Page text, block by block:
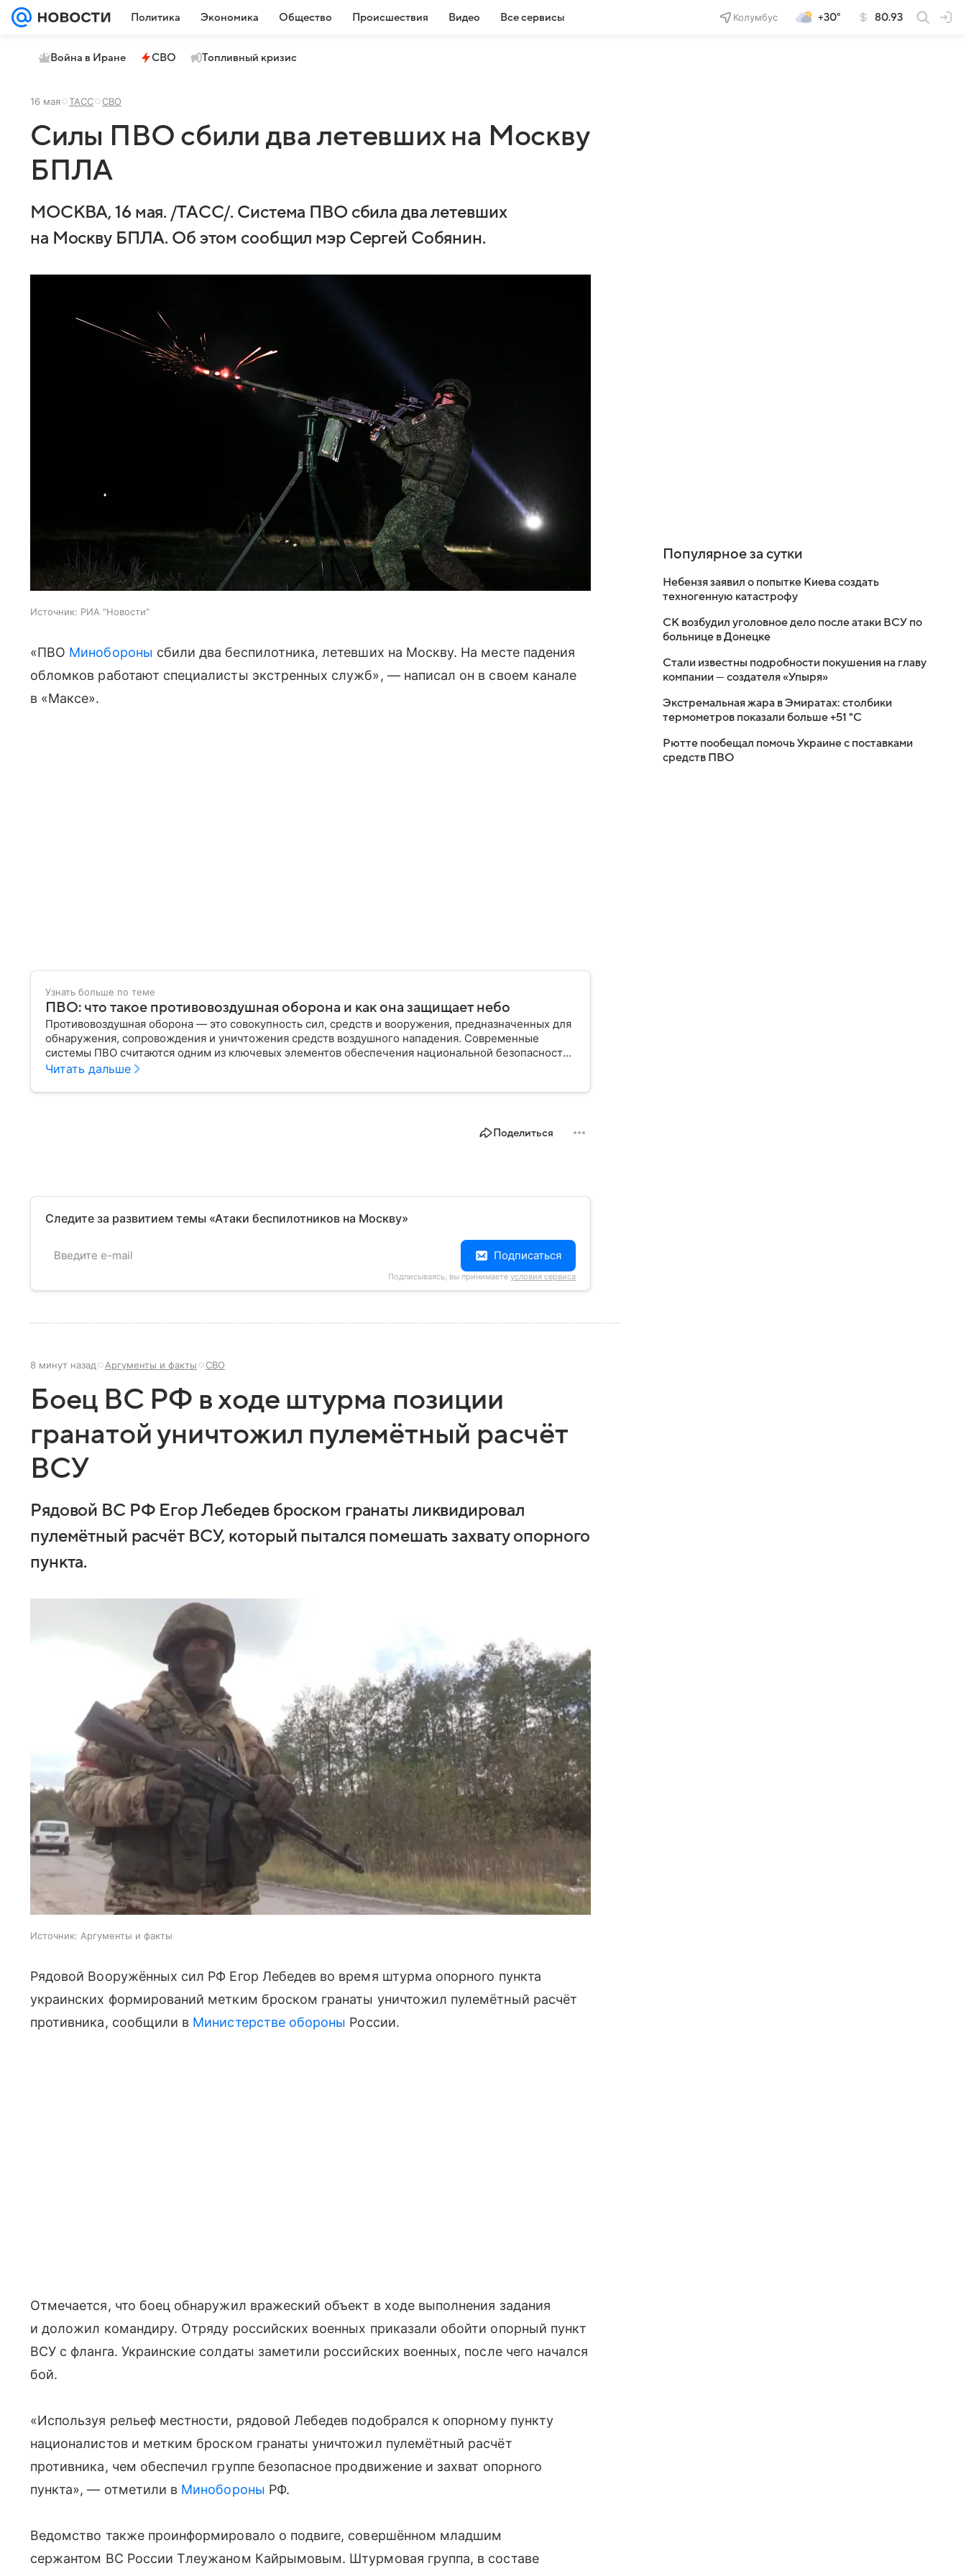
Политика Экономика Общество Происшествия Видео Все сервисы Колумбус +30° 80.93
Война в Иране СВО Топливный кризис
16 мая ТАСС СВО
Силы ПВО сбили два летевших на Москву
БПЛА
МОСКВА, 16 мая. /ТАСС/. Система ПВО сбила два летевших
на Москву БПЛА. Об этом сообщил мэр Сергей Собянин.
Источник: РИА "Новости"
«ПВО Минобороны сбили два беспилотника, летевших на Москву. На месте падения
обломков работают специалисты экстренных служб», — написал он в своем канале
в «Максе».
Узнать больше по теме
ПВО: что такое противовоздушная оборона и как она защищает небо
Противовоздушная оборона — это совокупность сил, средств и вооружения, предназначенных для
обнаружения, сопровождения и уничтожения средств воздушного нападения. Современные
системы ПВО считаются одним из ключевых элементов обеспечения национальной безопасности
любого государства: собрали о них главное.
Читать дальше
Поделиться
Следите за развитием темы «Атаки беспилотников на Москву»
Подписаться
Подписываясь, вы принимаете условия сервиса
8 минут назад Аргументы и факты СВО
Боец ВС РФ в ходе штурма позиции
гранатой уничтожил пулемётный расчёт
ВСУ
Рядовой ВС РФ Егор Лебедев броском гранаты ликвидировал
пулемётный расчёт ВСУ, который пытался помешать захвату опорного
пункта.
Источник: Аргументы и факты
Рядовой Вооружённых сил РФ Егор Лебедев во время штурма опорного пункта
украинских формирований метким броском гранаты уничтожил пулемётный расчёт
противника, сообщили в Министерстве обороны России.
Отмечается, что боец обнаружил вражеский объект в ходе выполнения задания
и доложил командиру. Отряду российских военных приказали обойти опорный пункт
ВСУ с фланга. Украинские солдаты заметили российских военных, после чего начался
бой.
«Используя рельеф местности, рядовой Лебедев подобрался к опорному пункту
националистов и метким броском гранаты уничтожил пулемётный расчёт
противника, чем обеспечил группе безопасное продвижение и захват опорного
пункта», — отметили в Минобороны РФ.
Ведомство также проинформировало о подвиге, совершённом младшим
сержантом ВС России Тлеужаном Кайрымовым. Штурмовая группа, в составе
Популярное за сутки
Небензя заявил о попытке Киева создать
техногенную катастрофу
СК возбудил уголовное дело после атаки ВСУ по
больнице в Донецке
Стали известны подробности покушения на главу
компании — создателя «Упыря»
Экстремальная жара в Эмиратах: столбики
термометров показали больше +51 °C
Рютте пообещал помочь Украине с поставками
средств ПВО